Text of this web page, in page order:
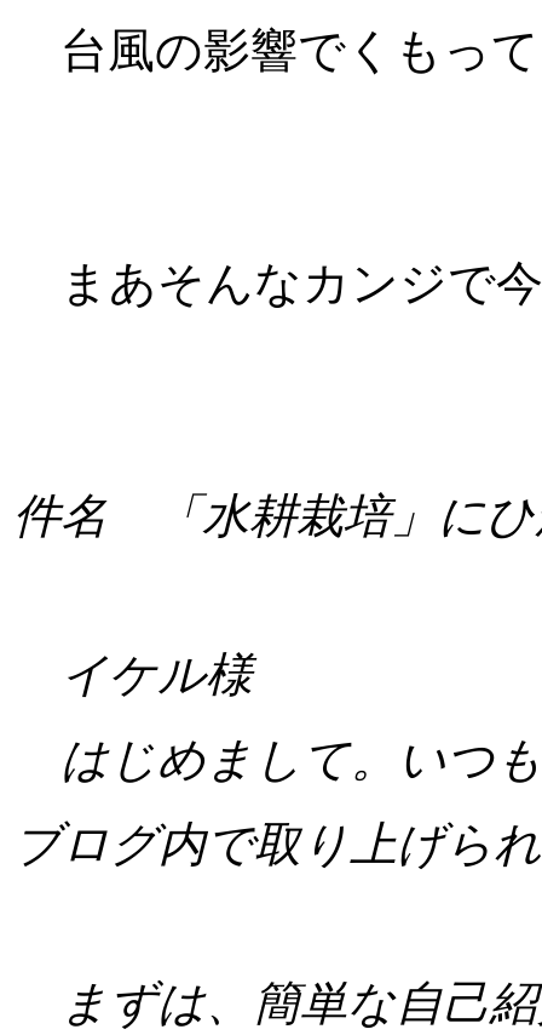
台風の影響でくもっ
まあそんなカンジで
件名 「水耕栽培」に
イケル様
はじめまして。いつも
ブログ内で取り上げら
まずは、簡単な自己